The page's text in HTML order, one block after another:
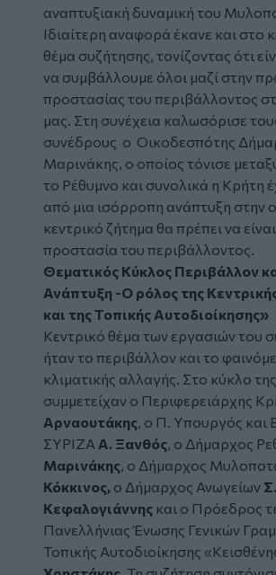
αναπτυξιακή δυναμική του
Ιδιαίτερη αναφορά έκανε και στο
θέμα συζήτησης, τονίζοντας ότι
να συμβάλλουμε όλοι μαζί στην
προστασίας του περιβάλλοντος
μας. Στη συνέχεια καλωσόρισε
συνέδρους ο Οικοδεσπότης
Μαρινάκης, ο οποίος τόνισε
το Ρέθυμνο και συνολικά η Κρήτη
από μια ισόρροπη ανάπτυξη στην
κεντρικό ζήτημα θα πρέπει να
προστασία του περιβάλλοντος.
Θεματικός Κύκλος Περιβάλλον
Ανάπτυξη -Ο ρόλος της
και της Τοπικής Αυτοδιοίκησης»
Κεντρικό θέμα των εργασιών του
ήταν το περιβάλλον και το
κλιματικής αλλαγής. Στο κύκλο
συμμετείχαν ο Περιφερειάρχης
Αρναουτάκης, ο Π. Υπουργός και
ΣΥΡΙΖΑ Α. Ξανθός, ο Δήμαρχος
Μαρινάκης, ο Δήμαρχος
Κόκκινος, ο Δήμαρχος Ανωγείων Σ.
Κεφαλογιάννης και ο Πρόεδρος
Πανελλήνιας Ένωσης Γενικών
Τοπικής Αυτοδιοίκησης